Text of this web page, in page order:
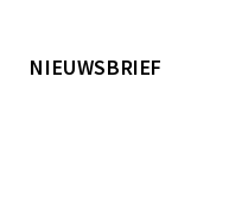
NIEUWSBRIEF